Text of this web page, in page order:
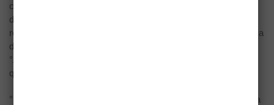
c’est un coup de main qui se prend très vite! Cela vous permet
de ne pas avoir à donner trop de spatule et de ne pas faire
retomber votre “ruban” en cassant toutes les bulles d’air qu’il y a
dedans. Dès que c’est homogène on stop de mélanger.
°Ajouter le beurre en même temps et de la même manière
qu’avant, ne donner pas plus de 3 ou 4 coups.
°Une fois le mélange homogène arrêtez de mélanger. Versez la